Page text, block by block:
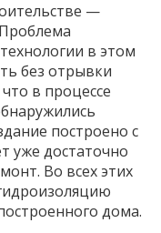
—
в этом
без отрывки
в процессе
построено с
уже достаточно
Во всех этих
дома.